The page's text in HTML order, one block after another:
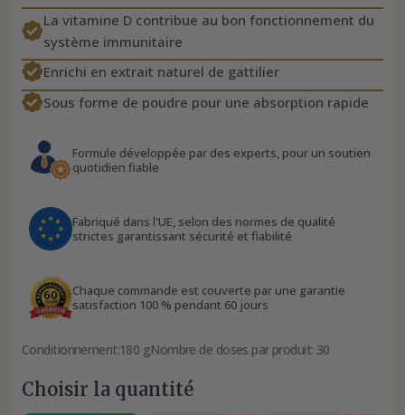
La vitamine D contribue au bon fonctionnement du
système immunitaire
Enrichi en extrait naturel de gattilier
Sous forme de poudre pour une absorption rapide
Formule développée par des experts, pour un soutien
quotidien fiable
Fabriqué dans l'UE, selon des normes de qualité
strictes garantissant sécurité et fiabilité
Chaque commande est couverte par une garantie
satisfaction 100 % pendant 60 jours
Conditionnement:180 gNombre de doses par produit: 30
Choisir la quantité